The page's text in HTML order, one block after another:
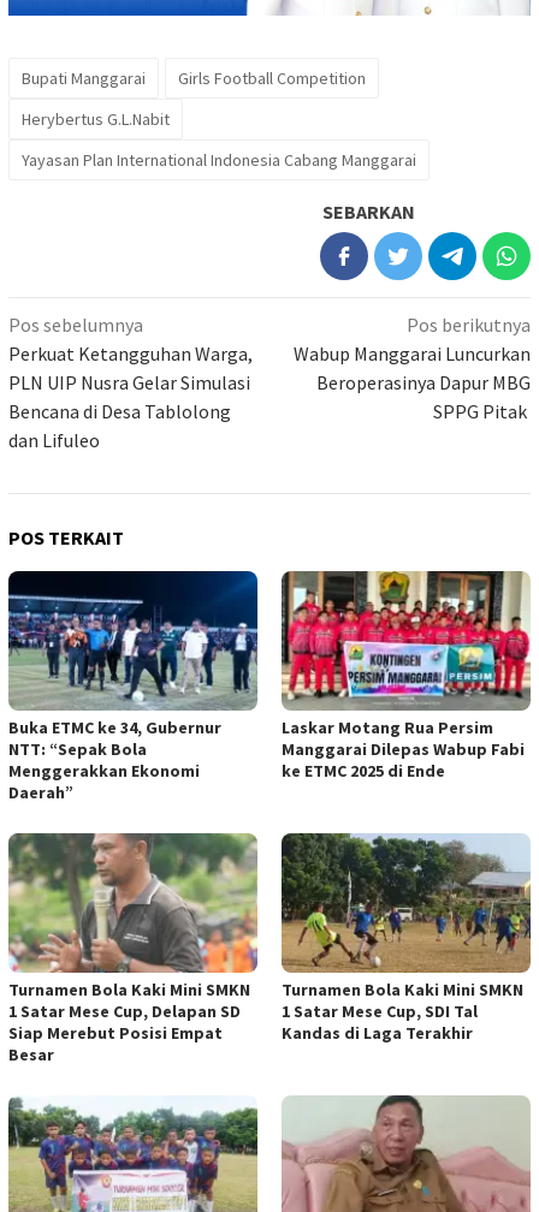
Bupati Manggarai
Girls Football Competition
Herybertus G.L.Nabit
Yayasan Plan International Indonesia Cabang Manggarai
SEBARKAN
Navigasi
pos
Pos sebelumnya
Perkuat Ketangguhan Warga,
PLN UIP Nusra Gelar Simulasi
Bencana di Desa Tablolong
dan Lifuleo
Pos berikutnya
Wabup Manggarai Luncurkan
Beroperasinya Dapur MBG
SPPG Pitak
POS TERKAIT
Buka ETMC ke 34, Gubernur
NTT: “Sepak Bola
Menggerakkan Ekonomi
Daerah”
Laskar Motang Rua Persim
Manggarai Dilepas Wabup Fabi
ke ETMC 2025 di Ende
Turnamen Bola Kaki Mini SMKN
1 Satar Mese Cup, Delapan SD
Siap Merebut Posisi Empat
Besar
Turnamen Bola Kaki Mini SMKN
1 Satar Mese Cup, SDI Tal
Kandas di Laga Terakhir